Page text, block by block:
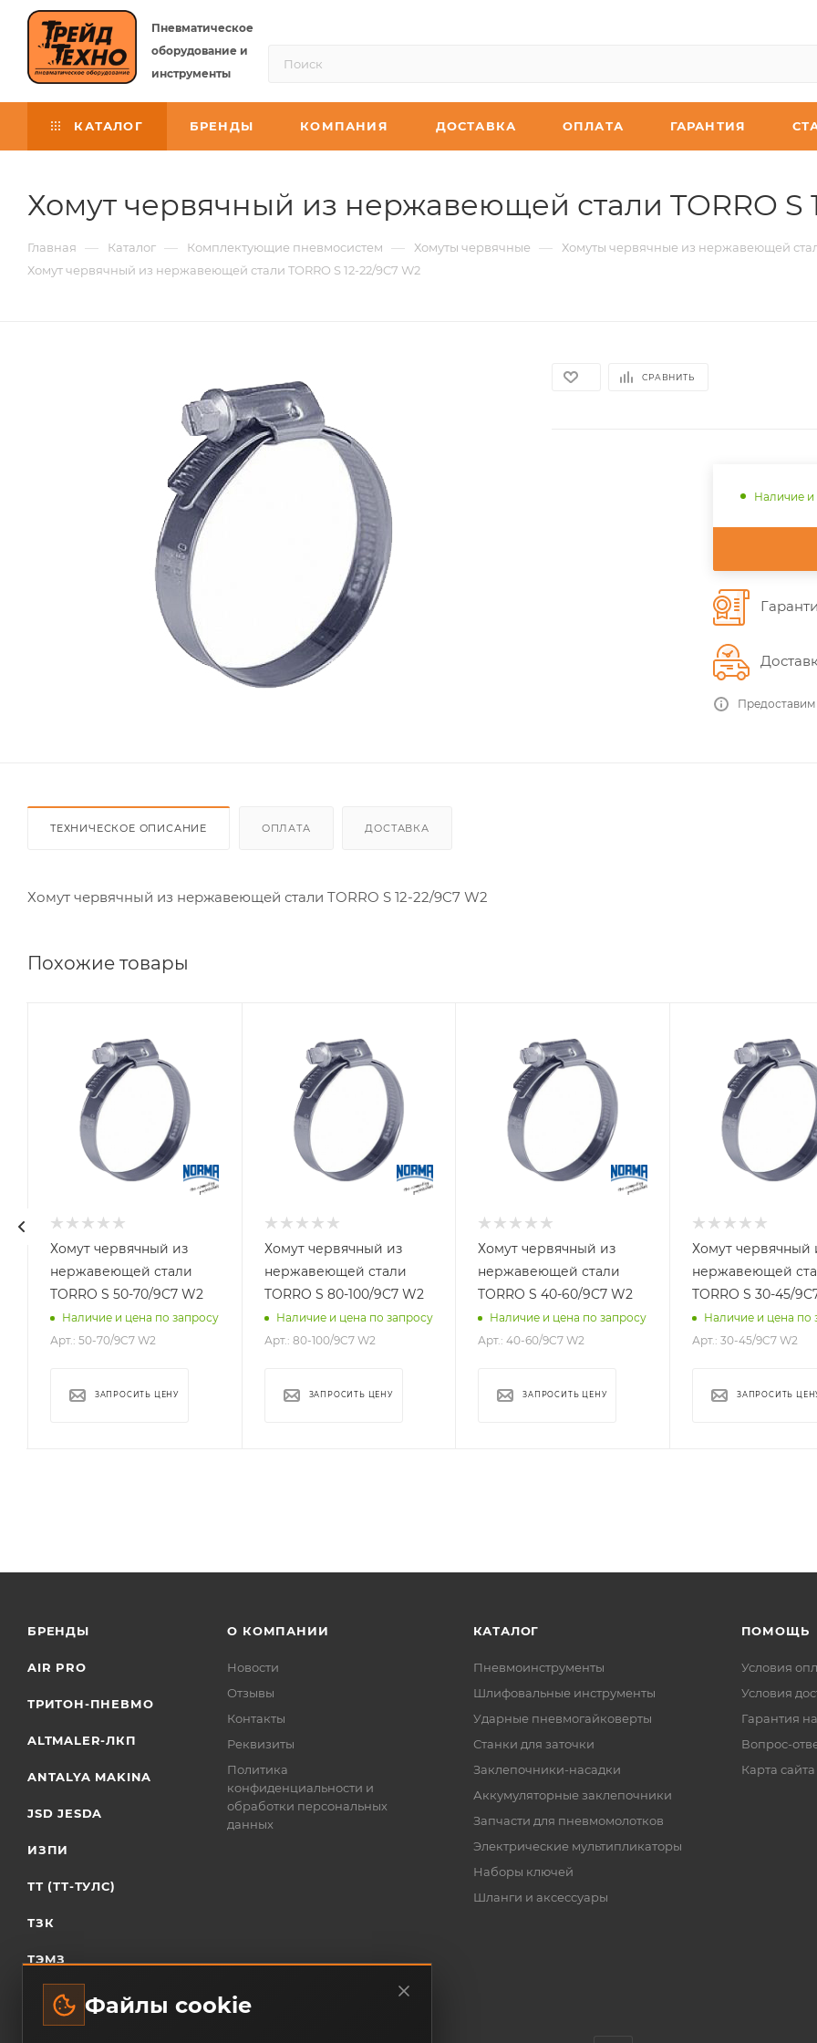
Пневматическое
оборудование и
инструменты
КАТАЛОГ БРЕНДЫ КОМПАНИЯ ДОСТАВКА ОПЛАТА ГАРАНТИЯ
Хомут червячный из нержавеющей стали TORRO S
Главная — Каталог — Комплектующие пневмосистем — Хомуты червячные — Хомуты червячные из нержавеющей
Хомут червячный из нержавеющей стали TORRO S 12-22/9C7 W2
СРАВНИТЬ
Наличие и
ТЕХНИЧЕСКОЕ ОПИСАНИЕ ОПЛАТА ДОСТАВКА
Хомут червячный из нержавеющей стали TORRO S 12-22/9C7 W2
Похожие товары
Хомут червячный из
нержавеющей стали
TORRO S 50-70/9C7 W2
Наличие и цена по запросу
Арт.: 50-70/9C7 W2
ЗАПРОСИТЬ ЦЕНУ
Хомут червячный из
нержавеющей стали
TORRO S 80-100/9C7 W2
Наличие и цена по запросу
Арт.: 80-100/9C7 W2
ЗАПРОСИТЬ ЦЕНУ
Хомут червячный из
нержавеющей стали
TORRO S 40-60/9C7 W2
Наличие и цена по запросу
Арт.: 40-60/9C7 W2
ЗАПРОСИТЬ ЦЕНУ
Хомут червячный
нержавеющей
TORRO S 30-45/
Наличие и цена по
Арт.: 30-45/9C7 W2
ЗАПРОСИТЬ
БРЕНДЫ
AIR PRO
ТРИТОН-ПНЕВМО
ALTMALER-ЛКП
ANTALYA MAKINA
JSD JESDA
ИЗПИ
ТТ (ТТ-ТУЛС)
ТЗК
ТЭМЗ
О КОМПАНИИ
Новости
Отзывы
Контакты
Реквизиты
Политика
конфиденциальности и
обработки персональных
данных
КАТАЛОГ
Пневмоинструменты
Шлифовальные инструменты
Ударные пневмогайковерты
Станки для заточки
Заклепочники-насадки
Аккумуляторные заклепочники
Запчасти для пневмомолотков
Электрические мультипликаторы
Наборы ключей
Шланги и аксессуары
ПОМОЩЬ
Условия
Условия
Гарантия
Вопрос-
Карта сайта
Файлы cookie